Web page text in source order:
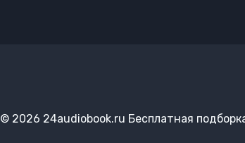
© 2026 24audiobook.ru Бесплатная